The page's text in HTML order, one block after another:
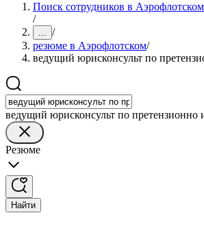
Поиск сотрудников в Аэрофлотском
/
... /
резюме в Аэрофлотском/
ведущий юрисконсульт по
ведущий юрисконсульт по претензионно
Резюме
Найти